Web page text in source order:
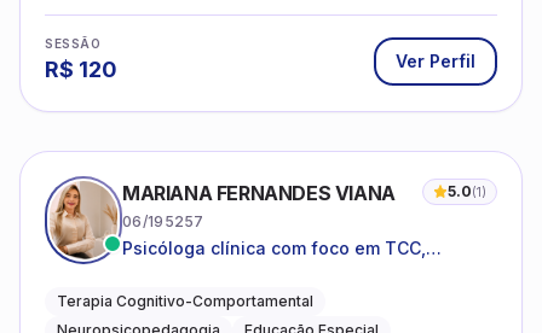
SESSÃO
R$ 120 Ver Perfil
MARIANA FERNANDES VIANA 5.0(1)
06/195257
Psicóloga clínica com foco em TCC,
do neurodesenvolvimento.
Terapia Cognitivo-Comportamental